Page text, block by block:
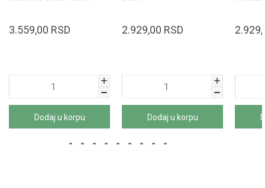
3.559,00 RSD
Dodaj u korpu
2.929,00 RSD
Dodaj u korpu